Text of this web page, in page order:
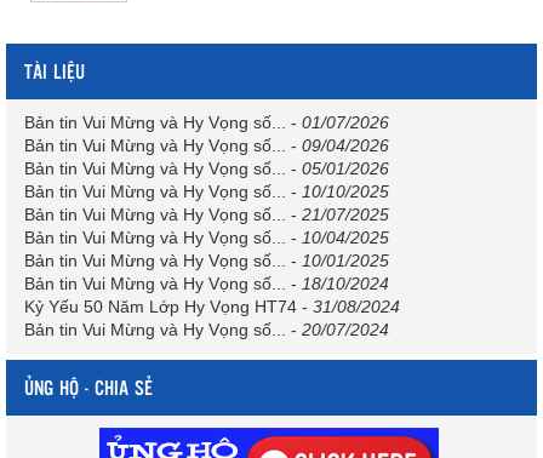
TÀI LIỆU
Bản tin Vui Mừng và Hy Vọng số... - 01/07/2026
Bản tin Vui Mừng và Hy Vọng số... - 09/04/2026
Bản tin Vui Mừng và Hy Vọng số... - 05/01/2026
Bản tin Vui Mừng và Hy Vọng số... - 10/10/2025
Bản tin Vui Mừng và Hy Vọng số... - 21/07/2025
Bản tin Vui Mừng và Hy Vọng số... - 10/04/2025
Bản tin Vui Mừng và Hy Vọng số... - 10/01/2025
Bản tin Vui Mừng và Hy Vọng số... - 18/10/2024
Kỷ Yếu 50 Năm Lớp Hy Vọng HT74 - 31/08/2024
Bản tin Vui Mừng và Hy Vọng số... - 20/07/2024
ỦNG HỘ - CHIA SẺ